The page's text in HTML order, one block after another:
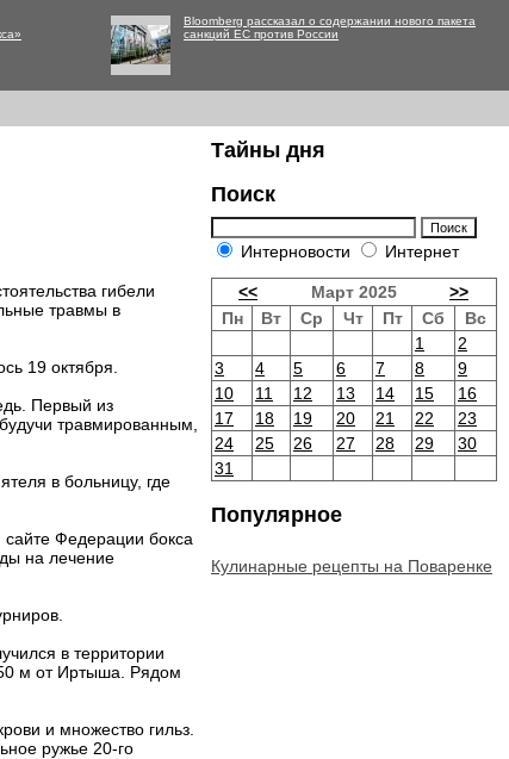
Bloomberg рассказал о содержании нового пакета
санкций ЕС против России
гибели
травмы в
19 октября.
Первый из
травмированным,
в больницу, где
Федерации бокса
на лечение
в территории
м от Иртыша. Рядом
и множество гильз.
ружье 20-го
Тайны дня
Поиск
Интерновости Интернет
<< Март 2025
>>
Пн
Вт Ср Чт Пт Сб
Вс
1
2
3
4 5 6 7 8
9
10
11 12 13 14 15
16
17
18 19 20 21 22
23
24
25 26 27 28 29
30
31
Популярное
Кулинарные рецепты на Поваренке